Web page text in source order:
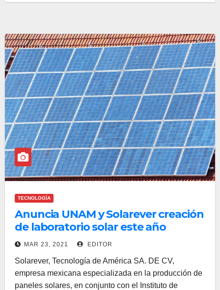
TECNOLOGÍA
Anuncia UNAM y Solarever creación
de laboratorio solar este año
MAR 23, 2021 EDITOR
Solarever, Tecnología de América SA. DE CV,
empresa mexicana especializada en la producción de
paneles solares, en conjunto con el Instituto de